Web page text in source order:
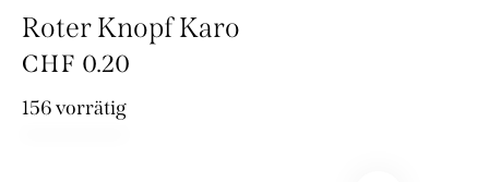
Roter Knopf Karo
CHF 0.20
156 vorrätig